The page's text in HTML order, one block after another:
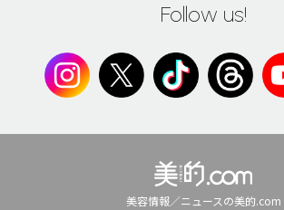
Follow us!
美容情報／ニュースの美的.com